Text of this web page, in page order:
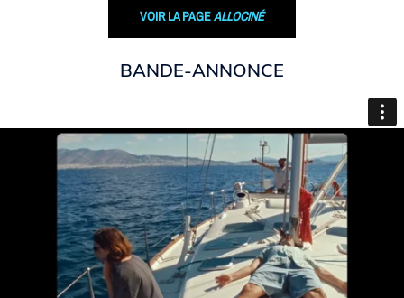
VOIR LA PAGEALLOCINÉ
BANDE-ANNONCE